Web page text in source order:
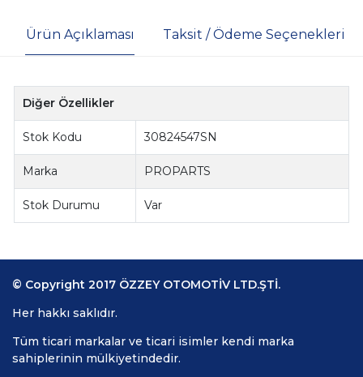
Ürün Açıklaması Taksit / Ödeme Seçenekleri
Diğer Özellikler
Stok Kodu 30824547SN
Marka PROPARTS
Stok Durumu Var
© Copyright 2017 ÖZZEY OTOMOTİV LTD.ŞTİ.
Her hakkı saklıdır.
Tüm ticari markalar ve ticari isimler kendi marka
sahiplerinin mülkiyetindedir.